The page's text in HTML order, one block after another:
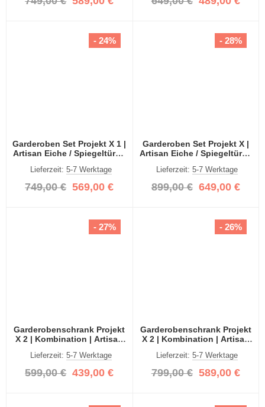
Garderoben Set Projekt X 1 |
Artisan Eiche / Spiegeltüren
Lieferzeit: 5-7 Werktage
749,00 € 569,00 €
- 24%
Garderoben Set Projekt X |
Artisan Eiche / Spiegeltüren
Lieferzeit:5-7 Werktage
899,00 € 649,00 €
- 28%
Garderobenschrank Projekt
X 2 | Kombination | Artisan
teilig
Lieferzeit: 5-7 Werktage
599,00 € 439,00 €
- 27%
Garderobenschrank Projekt
X 2 | Kombination | Artisan
Lieferzeit:5-7 Werktage
799,00 € 589,00 €
- 26%